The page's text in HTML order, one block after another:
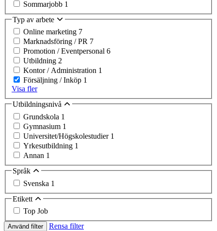
Sommarjobb 1
Typ av arbete
Online marketing 7
Marknadsföring / PR 7
Promotion / Eventpersonal 6
Utbildning 2
Kontor / Administration 1
Försäljning / Inköp 1
Visa fler
Utbildningsnivå
Grundskola 1
Gymnasium 1
Universitet/Högskolestudier 1
Yrkesutbildning 1
Annan 1
Språk
Svenska 1
Etikett
Top Job
Använd filter Rensa filter